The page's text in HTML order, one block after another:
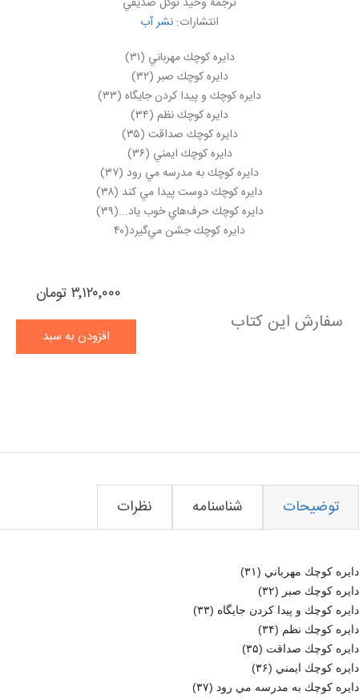
انتشارات: نشر آب
دايره كوچك مهرباني (۳۱)
دايره كوچك صبر (۳۲)
دايره كوچك و پيدا كردن جايگاه (۳۳)
دايره كوچك نظم (۳۴)
دايره كوچك صداقت (۳۵)
دايره كوچك ايمني (۳۶)
دايره كوچك به مدرسه مي رود (۳۷)
دايره كوچك دوست پيدا مي كند (۳۸)
دايره كوچك حرف‌هاي خوب ياد...(۳۹)
دايره كوچك جشن مي‌گيرد(۴۰
سفارش این کتاب
۳٬۱۲۰٬۰۰۰ تومان
افزودن به سبد
توضیحات شناسنامه نظرات
دايره كوچك مهرباني (۳۱)
دايره كوچك صبر (۳۲)
دايره كوچك و پيدا كردن جايگاه (۳۳)
دايره كوچك نظم (۳۴)
دايره كوچك صداقت (۳۵)
دايره كوچك ايمني (۳۶)
دايره كوچك به مدرسه مي رود (۳۷)